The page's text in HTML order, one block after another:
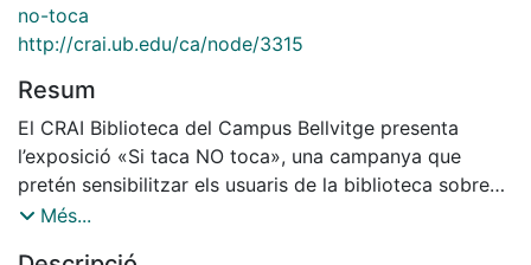
no-toca
http://crai.ub.edu/ca/node/3315
Resum
El CRAI Biblioteca del Campus Bellvitge presenta
l’exposició «Si taca NO toca», una campanya que
pretén sensibilitzar els usuaris de la biblioteca sobre
els hàbits de menjar i beure en aquest espai. L’objectiu
Més...